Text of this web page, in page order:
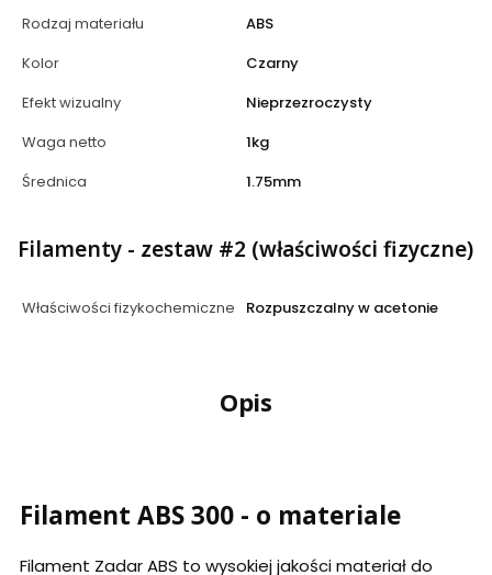
Rodzaj materiału
ABS
Kolor
Czarny
Efekt wizualny
Nieprzezroczysty
Waga netto
1kg
Średnica
1.75mm
Filamenty - zestaw #2 (właściwości fizyczne)
Właściwości fizykochemiczne Rozpuszczalny w acetonie
Opis
Filament ABS 300 - o materiale
Filament Zadar ABS to wysokiej jakości materiał do